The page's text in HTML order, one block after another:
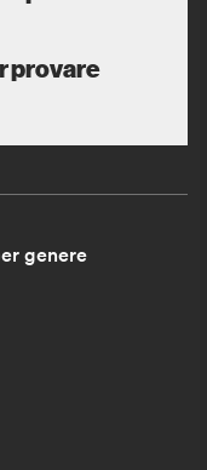
provare
genere